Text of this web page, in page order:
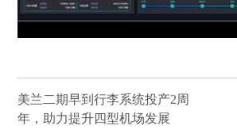
美兰二期早到行李系统投产2周
年，助力提升四型机场发展